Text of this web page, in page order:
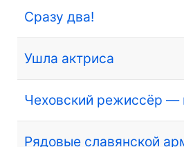
Сразу два!
Ушла актриса
Чеховский режиссёр —
Рядовые славянской